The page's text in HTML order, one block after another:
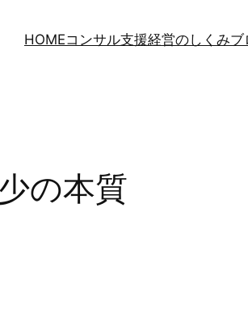
HOMEコンサル支援経営のしくみブ
の本質